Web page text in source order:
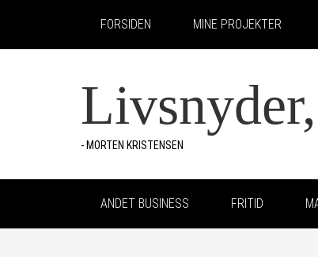
FORSIDEN MINE PROJEKTER
- MORTEN KRISTENSEN
ANDET BUSINESS FRITID